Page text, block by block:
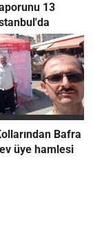
13
Bafra
üye hamlesi